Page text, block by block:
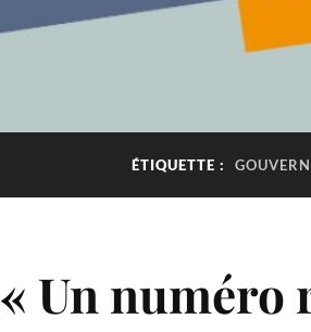
ÉTIQUETTE :
« Un numéro